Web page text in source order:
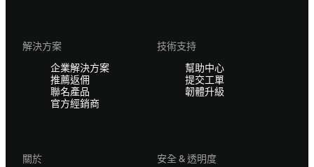
解決方案
企業解決方案
推薦返佣
聯名產品
官方經銷商
技術支持
幫助中心
提交工單
韌體升級
關於
安全 & 透明度